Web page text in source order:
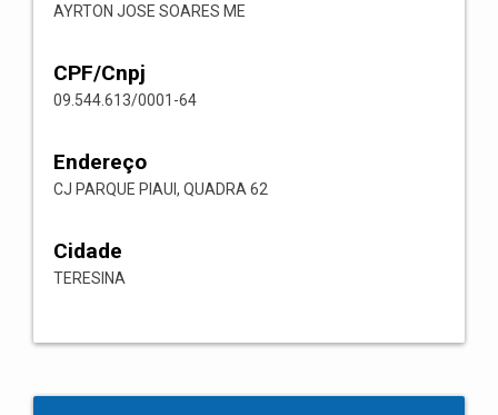
AYRTON JOSE SOARES ME
CPF/Cnpj
09.544.613/0001-64
Endereço
CJ PARQUE PIAUI, QUADRA 62
Cidade
TERESINA